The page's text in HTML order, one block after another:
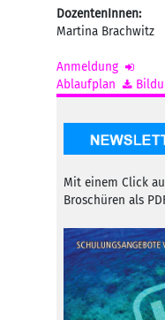
DozentenInnen:
Martina Brachwitz
Anmeldung
Ablaufplan
Mit einem Click
Broschüren als